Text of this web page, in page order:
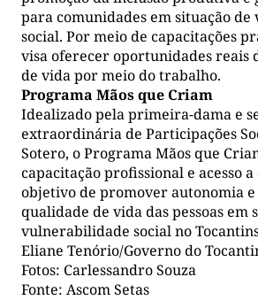
para comunidades em situação
social. Por meio de capacitações
visa oferecer oportunidades reais
de vida por meio do trabalho.
Programa Mãos que Criam
Idealizado pela primeira-dama e
extraordinária de Participações
Sotero, o Programa Mãos que
capacitação profissional e acesso
objetivo de promover autonomia
qualidade de vida das pessoas em
vulnerabilidade social no
Eliane Tenório/Governo do
Fotos: Carlessandro Souza
Fonte: Ascom Setas